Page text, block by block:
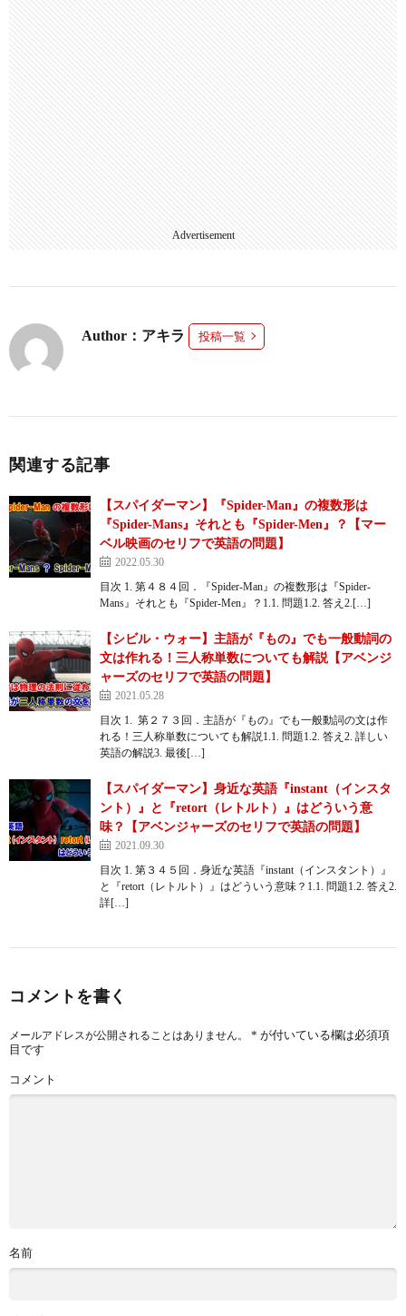
Advertisement
Author：アキラ 投稿一覧
関連する記事
【スパイダーマン】『Spider-Man』の複数形は
『Spider-Mans』それとも『Spider-Men』？【マー
ベル映画のセリフで英語の問題】
2022.05.30
目次 1. 第４８４回．『Spider-Man』の複数形は『Spider-
Mans』それとも『Spider-Men』？1.1. 問題1.2. 答え2.[…]
【シビル・ウォー】主語が『もの』でも一般動詞の
文は作れる！三人称単数についても解説【アベンジ
ャーズのセリフで英語の問題】
2021.05.28
目次 1. 第２７３回．主語が『もの』でも一般動詞の文は作
れる！三人称単数についても解説1.1. 問題1.2. 答え2. 詳しい
英語の解説3. 最後[…]
【スパイダーマン】身近な英語『instant（インスタ
ント）』と『retort（レトルト）』はどういう意
味？【アベンジャーズのセリフで英語の問題】
2021.09.30
目次 1. 第３４５回．身近な英語『instant（インスタント）』
と『retort（レトルト）』はどういう意味？1.1. 問題1.2. 答え2.
詳[…]
コメントを書く
メールアドレスが公開されることはありません。 * が付いている欄は必須項
目です
コメント
名前